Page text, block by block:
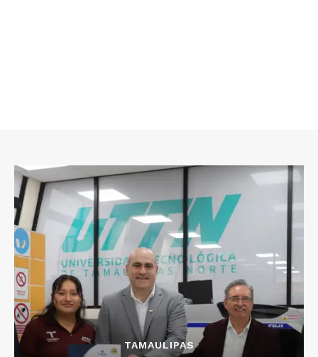
TAMAULIPAS